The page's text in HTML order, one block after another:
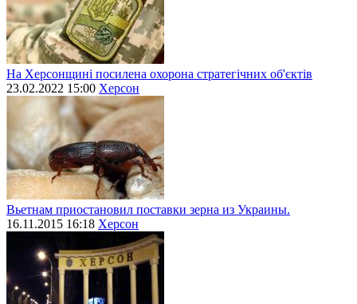
На Херсонщині посилена охорона стратегічних об'єктів
23.02.2022 15:00 Херсон
Вьетнам приостановил поставки зерна из Украины.
16.11.2015 16:18 Херсон